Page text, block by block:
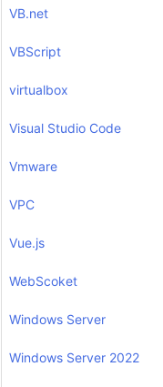
VB.net
VBScript
virtualbox
Visual Studio Code
Vmware
VPC
Vue.js
WebScoket
Windows Server
Windows Server 2022